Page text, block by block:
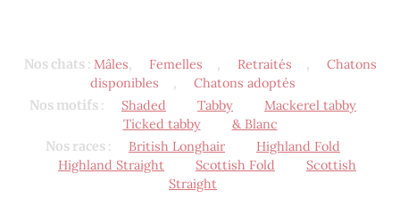
Nos chats: Mâles, Femelles , Retraités ,
Chatons
disponibles
,
Chatons adoptés
Nos motifs : Shaded Tabby
Mackerel tabby
Ticked tabby
& Blanc
Nos races : British Longhair
Highland Fold
Highland Straight
Scottish Fold
Scottish
Straight